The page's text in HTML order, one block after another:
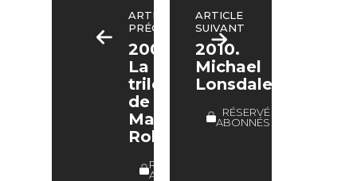
ARTICLE
PRÉCÉDENT
2007.
La
trilogie
de
Marilynne
Robinson
RÉSERVÉ
ABONNÉS
ARTICLE
SUIVANT
2010.
Michael
Lonsdale
RÉSERVÉ
ABONNÉS